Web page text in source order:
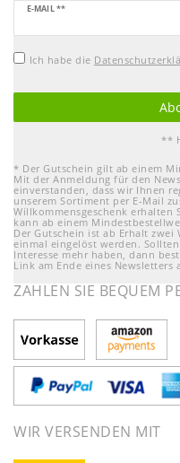
E-MAIL **
Newsletter
Honig
Ich habe die
**
* Der Gutschein gilt ab einem
Mit der Anmeldung für den
einverstanden, dass wir Ihnen
unserem Sortiment per E-Mail
Willkommensgeschenk erhalten
kann ab einem
Der Gutschein ist ab Erhalt
einmal eingelöst werden.
Interesse mehr haben, dann
Link am Ende eines Newsletters
ZAHLEN SIE BEQUEM
WIR VERSENDEN MIT